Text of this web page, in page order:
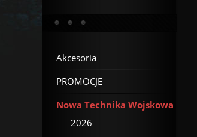
Akcesoria
PROMOCJE
Nowa Technika Wojskowa
2026